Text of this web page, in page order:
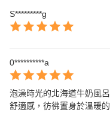
S*********g
0**********a
泡澡時光的北海道牛奶風
舒適感，彷彿置身於溫暖的